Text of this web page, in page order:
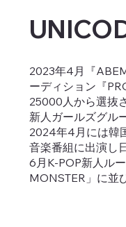
2023年4月『
ーディション『
25000人から選抜
新人ガールズグル
2024年4月には韓
音楽番組に出演し
6月K-POP新人ル
MONSTER」に並